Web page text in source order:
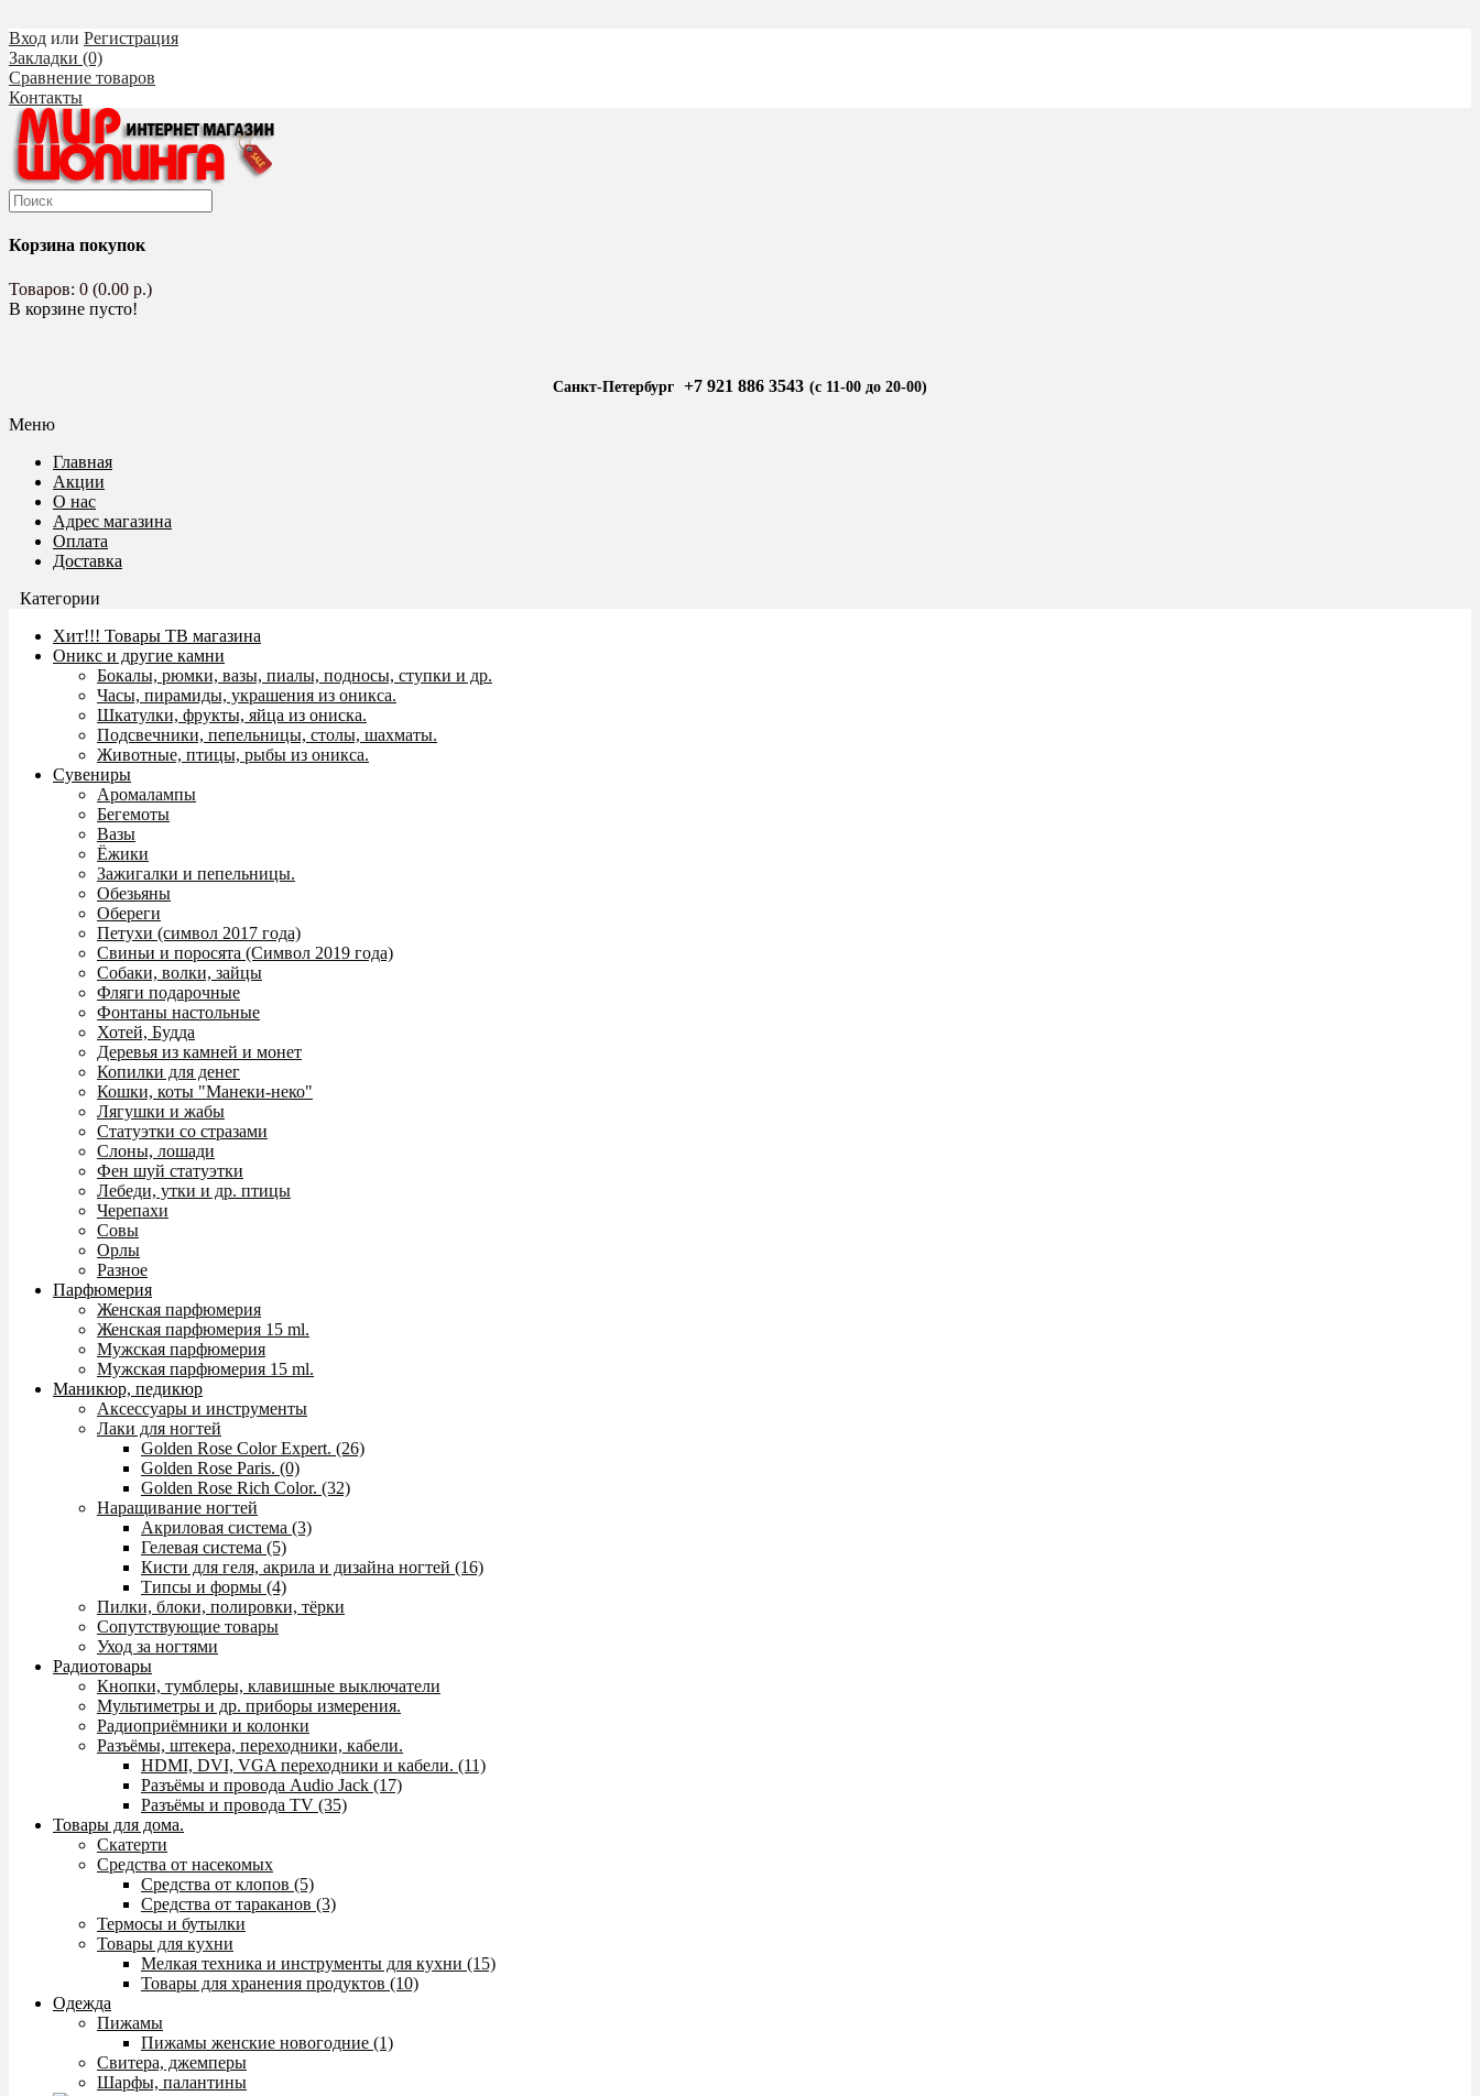
Вход или Регистрация
Закладки (0)
Сравнение товаров
Контакты
Корзина покупок
Товаров: 0 (0.00 р.)
В корзине пусто!
Санкт-Петербург +7 921 886 3543 (с 11-00 до 20-00)
Меню
Главная
Акции
О нас
Адрес магазина
Оплата
Доставка
Категории
Хит!!! Товары ТВ магазина
Оникс и другие камни
Бокалы, рюмки, вазы, пиалы, подносы, ступки и др.
Часы, пирамиды, украшения из оникса.
Шкатулки, фрукты, яйца из ониска.
Подсвечники, пепельницы, столы, шахматы.
Животные, птицы, рыбы из оникса.
Сувениры
Аромалампы
Бегемоты
Вазы
Ёжики
Зажигалки и пепельницы.
Обезьяны
Обереги
Петухи (символ 2017 года)
Свиньи и поросята (Символ 2019 года)
Собаки, волки, зайцы
Фляги подарочные
Фонтаны настольные
Хотей, Будда
Деревья из камней и монет
Копилки для денег
Кошки, коты "Манеки-неко"
Лягушки и жабы
Статуэтки со стразами
Слоны, лошади
Фен шуй статуэтки
Лебеди, утки и др. птицы
Черепахи
Совы
Орлы
Разное
Парфюмерия
Женская парфюмерия
Женская парфюмерия 15 ml.
Мужская парфюмерия
Мужская парфюмерия 15 ml.
Маникюр, педикюр
Аксессуары и инструменты
Лаки для ногтей
Golden Rose Color Expert. (26)
Golden Rose Paris. (0)
Golden Rose Rich Color. (32)
Наращивание ногтей
Акриловая система (3)
Гелевая система (5)
Кисти для геля, акрила и дизайна ногтей (16)
Типсы и формы (4)
Пилки, блоки, полировки, тёрки
Сопутствующие товары
Уход за ногтями
Радиотовары
Кнопки, тумблеры, клавишные выключатели
Мультиметры и др. приборы измерения.
Радиоприёмники и колонки
Разъёмы, штекера, переходники, кабели.
HDMI, DVI, VGA переходники и кабели. (11)
Разъёмы и провода Audio Jack (17)
Разъёмы и провода TV (35)
Товары для дома.
Скатерти
Средства от насекомых
Средства от клопов (5)
Средства от тараканов (3)
Термосы и бутылки
Товары для кухни
Мелкая техника и инструменты для кухни (15)
Товары для хранения продуктов (10)
Одежда
Пижамы
Пижамы женские новогодние (1)
Свитера, джемперы
Шарфы, палантины